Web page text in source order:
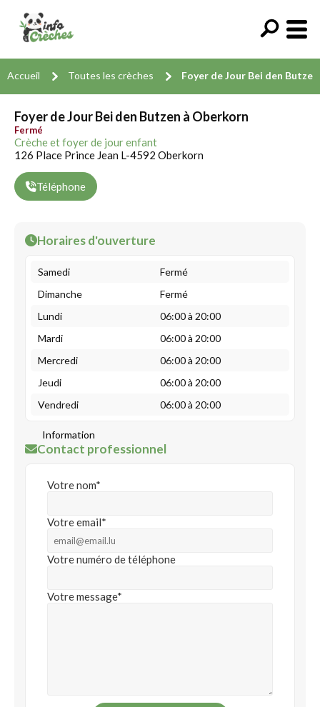
Accueil Toutes les crèches Foyer de Jour Bei den Butzen
Foyer de Jour Bei den Butzen à Oberkorn
Fermé
Crèche et foyer de jour enfant
126 Place Prince Jean L-4592 Oberkorn
Téléphone
Horaires d'ouverture
Samedi
Fermé
Dimanche
Fermé
Lundi
06:00 à 20:00
Mardi
06:00 à 20:00
Mercredi
06:00 à 20:00
Jeudi
06:00 à 20:00
Vendredi
06:00 à 20:00
Information
Contact professionnel
Votre nom*
Votre email*
Votre numéro de téléphone
Votre message*